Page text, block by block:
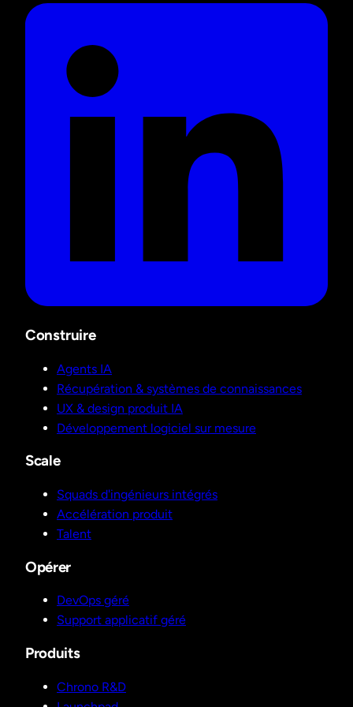
Construire
Agents IA
Récupération & systèmes de connaissances
UX & design produit IA
Développement logiciel sur mesure
Scale
Squads d'ingénieurs intégrés
Accélération produit
Talent
Opérer
DevOps géré
Support applicatif géré
Produits
Chrono R&D